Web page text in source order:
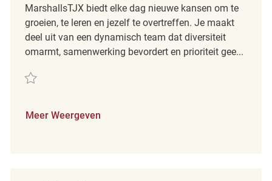
MarshallsTJX biedt elke dag nieuwe kansen om te
groeien, te leren en jezelf te overtreffen. Je maakt
deel uit van een dynamisch team dat diversiteit
omarmt, samenwerking bevordert en prioriteit gee...
Redden Part Time Merchandising Associate REQ121216
Meer Weergeven